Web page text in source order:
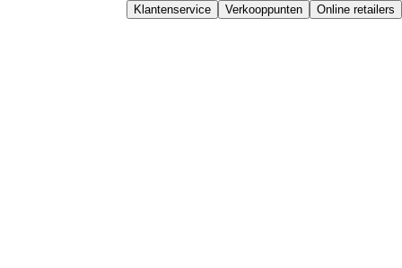
Klantenservice Verkooppunten Online retailers